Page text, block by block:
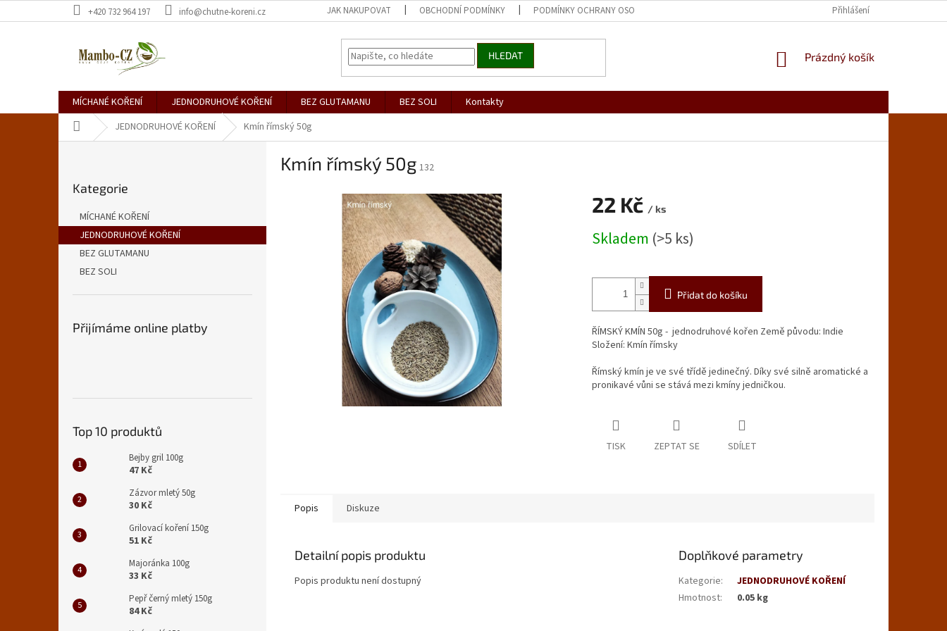
na
+420 732 964 197 info@chutne-koreni.cz JAK NAKUPOVAT OBCHODNÍ PODMÍNKY PODMÍNKY OCHRANY OSOBNÍCH ÚDAJŮ Přihlášení
HLEDAT
NÁKUPNÍ
Prázdný košík
MÍCHANÉ KOŘENÍ JEDNODRUHOVÉ KOŘENÍ BEZ GLUTAMANU BEZ SOLI
Kontakty
Domů JEDNODRUHOVÉ KOŘENÍ Kmín římský 50g
a
n
kategorie
Kategorie
MÍCHANÉ KOŘENÍ
JEDNODRUHOVÉ KOŘENÍ
BEZ GLUTAMANU
BEZ SOLI
Přijímáme online platby
Top 10 produktů
Bejby gril 100g
47 Kč
Zázvor mletý 50g
30 Kč
Grilovací koření 150g
51 Kč
Majoránka 100g
33 Kč
Pepř černý mletý 150g
84 Kč
Kmín římský 50g 132
22 Kč / ks
cena:
Skladem (>5 ks)
Přidat do košíku
ŘÍMSKÝ KMÍN 50g - jednodruhové kořen Země původu: Indie
Složení: Kmín římsky
Římský kmín je ve své třídě jedinečný. Díky své silně aromatické a
pronikavé vůni se stává mezi kmíny jedničkou.
TISK ZEPTAT SE SDÍLET
Popis Diskuze
Detailní popis produktu
Popis produktu není dostupný
Doplňkové parametry
Kategorie:
JEDNODRUHOVÉ KOŘENÍ
Hmotnost: 0.05 kg